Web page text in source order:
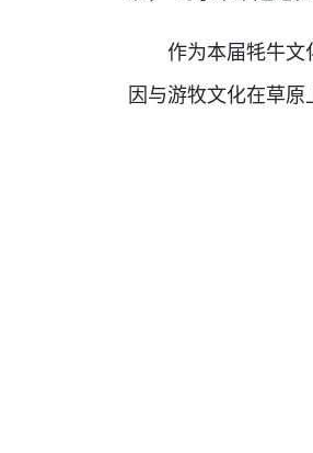
作为本届牦牛文化
因与游牧文化在草原